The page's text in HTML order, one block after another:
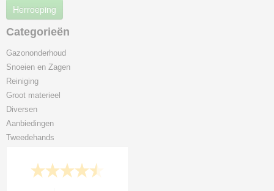
Herroeping
Categorieën
Gazononderhoud
Snoeien en Zagen
Reiniging
Groot materieel
Diversen
Aanbiedingen
Tweedehands